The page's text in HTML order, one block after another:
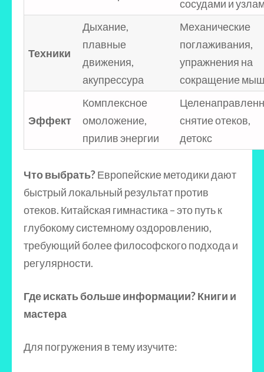
сосудами и
Техники
Дыхание,
плавные
движения,
акупрессура
Механические
поглаживания,
упражнения на
сокращение
Эффект
Комплексное
омоложение,
прилив энергии
снятие отеков,
детокс
Что выбрать?Европейские методики дают
быстрый локальный результат против
отеков. Китайская гимнастика – это путь к
глубокому системному оздоровлению,
требующий более философского подхода и
регулярности.
Где искать больше информации? Книги и
мастера
Для погружения в тему изучите: